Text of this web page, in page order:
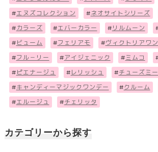
#エヌズコレクション #ネオサイトシリーズ
# カラーズ #エバーカラー # リルムーン
# ビューム #フェリアモ #ヴィクトリアワ
#フル－リー #アイジェニック # ミムコ
# ピエナージュ # レリッシュ #チューズミー
#キャンディーマジックワンデー #クルーム
#エルージュ #チェリッタ
カテゴリーから探す